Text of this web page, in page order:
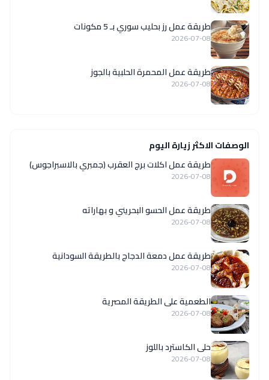
طريقة عمل رز بحليب سوري بـ 5 مكونات
2026-07-08
طريقة عمل المحمرة الحلبية بالجوز
2026-07-08
الوصفات الاكثر زيارة اليوم
طريقة عمل اكلات برج العقرب (جمبري بالاسبراجوس)
2026-07-08
طريقة عمل الحسو البحريني و بهاراته
2026-07-08
طريقة عمل دمعة الدجاج بالطريقة السودانية
2026-07-08
الطعمية على الطريقة المصرية
2026-07-08
حلى الكاسترد باللوز
2026-07-08